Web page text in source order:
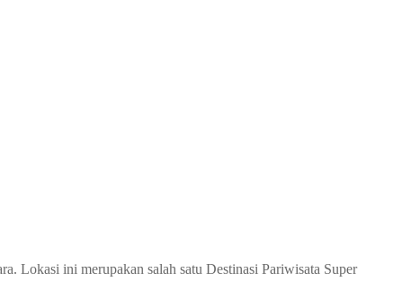
Lokasi ini merupakan salah satu Destinasi Pariwisata Super